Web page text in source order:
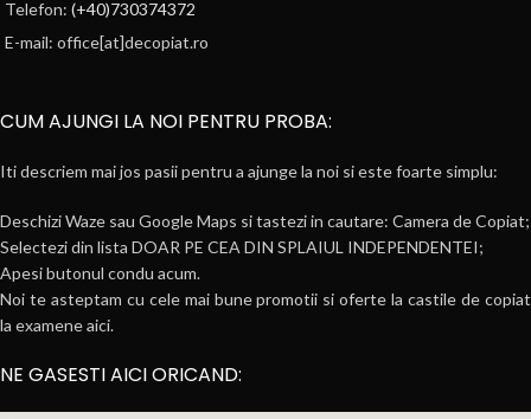
Telefon: (+40)730374372
E-mail: office[at]decopiat.ro
CUM AJUNGI LA NOI PENTRU PROBA:
Iti descriem mai jos pasii pentru a ajunge la noi si este foarte simplu:
Deschizi Waze sau Google Maps si tastezi in cautare: Camera de Copiat;
Selectezi din lista DOAR PE CEA DIN SPLAIUL INDEPENDENTEI;
Apesi butonul condu acum.
Noi te asteptam cu cele mai bune promotii si oferte la castile de copiat
la examene aici.
NE GASESTI AICI ORICAND: